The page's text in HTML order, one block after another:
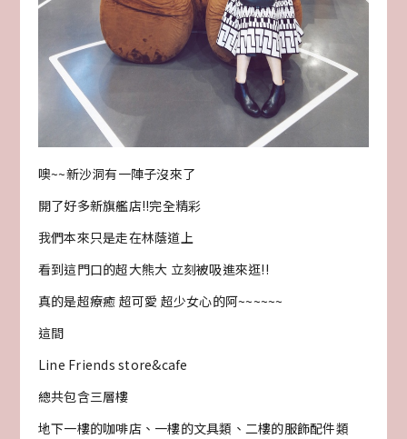
噢~~新沙洞有一陣子沒來了
開了好多新旗艦店!!完全精彩
我們本來只是走在林蔭道上
看到這門口的超大熊大 立刻被吸進來逛!!
真的是超療癒 超可愛 超少女心的阿~~~~~~
這間
Line Friends store&cafe
總共包含三層樓
地下一樓的咖啡店、一樓的文具類、二樓的服飾配件類